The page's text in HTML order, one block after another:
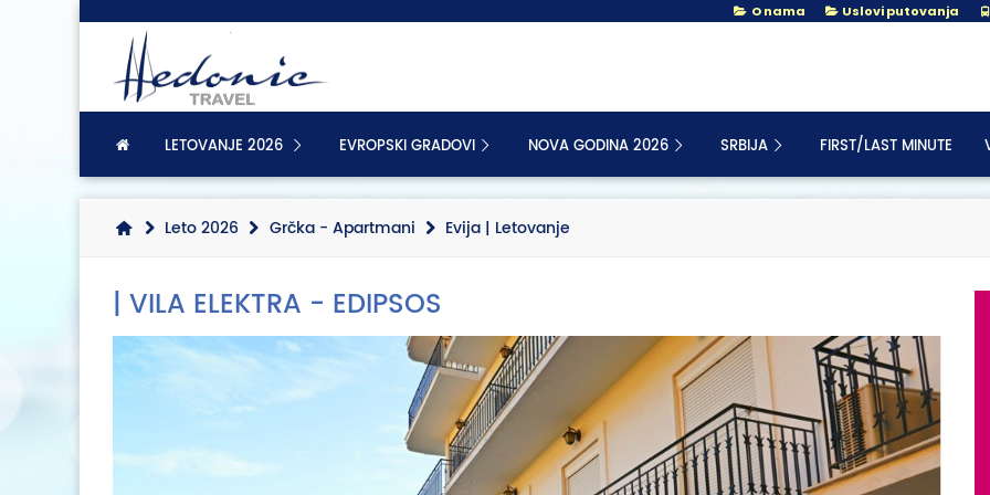
O nama Uslovi putovanja
LETOVANJE 2026 EVROPSKI GRADOVI NOVA GODINA 2026 SRBIJA FIRST/LAST MINUTE
Leto 2026 Grčka - Apartmani Evija | Letovanje
| VILA ELEKTRA - EDIPSOS